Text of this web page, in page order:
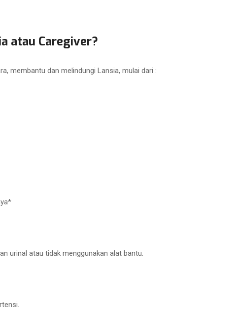
atau Caregiver?
membantu dan melindungi Lansia, mulai dari :
urinal atau tidak menggunakan alat bantu.